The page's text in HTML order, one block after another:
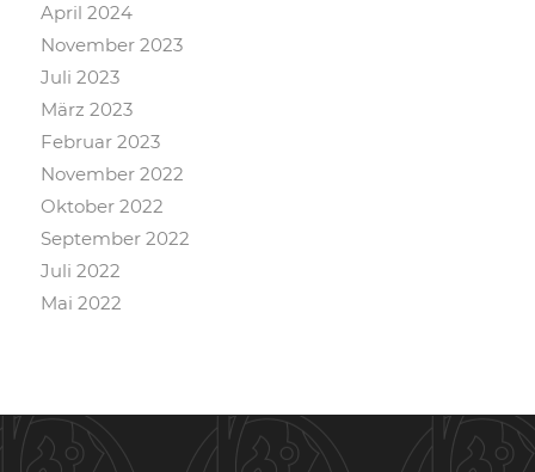
April 2024
November 2023
Juli 2023
März 2023
Februar 2023
November 2022
Oktober 2022
September 2022
Juli 2022
Mai 2022